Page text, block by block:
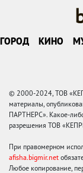
ГОРОД КИНО
© 2000-2024, ТОВ
материалы,
ПАРТНЕРС». Какое-
разрешения ТОВ
При правомерном
afisha.bigmir.net
Любое копирование,